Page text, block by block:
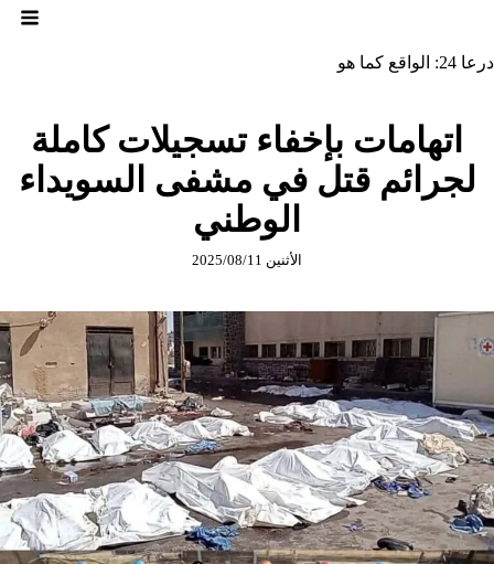
درعا 24: الواقع كما هو
اتهامات بإخفاء تسجيلات كاملة
لجرائم قتل في مشفى السويداء
الوطني
الأثنين 2025/08/11